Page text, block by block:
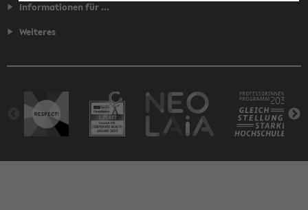
Informationen für ...
Weiteres